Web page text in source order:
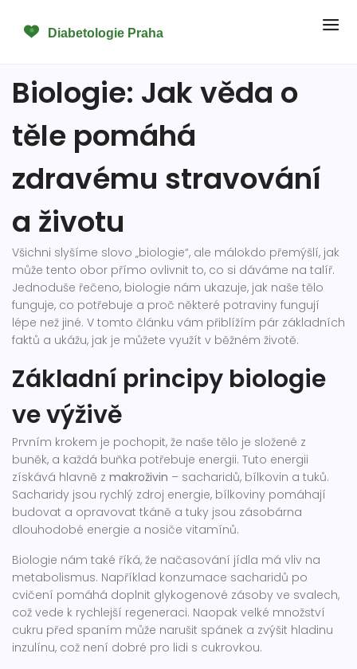
Biologie: Jak věda o
těle pomáhá
zdravému stravování
a životu
Všichni slyšíme slovo „biologie“, ale málokdo přemýšlí, jak
může tento obor přímo ovlivnit to, co si dáváme na talíř.
Jednoduše řečeno, biologie nám ukazuje, jak naše tělo
funguje, co potřebuje a proč některé potraviny fungují
lépe než jiné. V tomto článku vám přiblížím pár základních
faktů a ukážu, jak je můžete využít v běžném životě.
Základní principy biologie
ve výživě
Prvním krokem je pochopit, že naše tělo je složené z
buněk, a každá buňka potřebuje energii. Tuto energii
získává hlavně z makroživin – sacharidů, bílkovin a tuků.
Sacharidy jsou rychlý zdroj energie, bílkoviny pomáhají
budovat a opravovat tkáně a tuky jsou zásobárna
dlouhodobé energie a nosiče vitamínů.
Biologie nám také říká, že načasování jídla má vliv na
metabolismus. Například konzumace sacharidů po
cvičení pomáhá doplnit glykogenové zásoby ve svalech,
což vede k rychlejší regeneraci. Naopak velké množství
cukru před spaním může narušit spánek a zvýšit hladinu
inzulínu, což není dobré pro lidi s cukrovkou.